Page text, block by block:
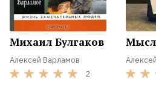
Михаил Булгаков
Алексей Варламов
2